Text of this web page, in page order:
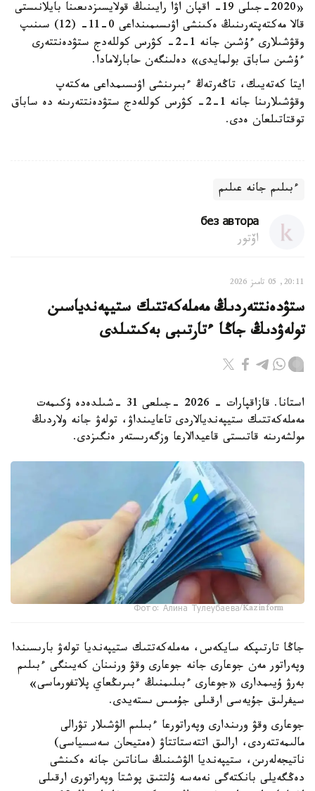
«2020-جىلى 19- اقپان اۋا رايىنىڭ قولايسىزدىعىنا بايلانىستى
قالا مەكتەپتەرىنىڭ ەكىنشى اۋىسىمىنداعى 0-11- (12) سىنىپ
وقۋشىلارى ءۇشىن جانە 1-2- كۋرس كوللەدج ستۋدەنتتەرى
ءۇشىن ساباق بولمايدى» دەلىنگەن حابارلامادا.
ايتا كەتەيىك، تاڭەرتەڭ ءبىرىنشى اۋىسىمداعى مەكتەپ
وقۋشىلارىنا جانە 1-2- كۋرس كوللەدج ستۋدەنتتەرىنە دە ساباق
توقتاتىلعان ەدى.
ءبىلىم جانە عىلىم
без автора
اۆتور
20:11, 05 تامىز 2026
ستۋدەنتتەردىڭ مەملەكەتتىك ستيپەندياسىن
تولەۋدىڭ جاڭا ءتارتىبى بەكىتىلدى
استانا. قازاقپارات - 2026 -جىلعى 31 -شىلدەدە ۇكىمەت
مەملەكەتتىك ستيپەنديالاردى تاعايىنداۋ، تولەۋ جانە ولاردىڭ
مولشەرىنە قاتىستى قاعيدالارعا وزگەرىستەر ەنگىزدى.
Фото: Алина Тулеубаева/Kazinform
جاڭا تارتىپكە سايكەس، مەملەكەتتىك ستيپەنديا تولەۋ بارىسىندا
وپەراتور مەن جوعارى جانە جوعارى وقۋ ورنىنان كەيىنگى ءبىلىم
بەرۋ ۇيىمدارى «جوعارى ءبىلىمنىڭ ءبىرىڭعاي پلاتفورماسى»
سيفرلىق جۇيەسى ارقىلى جۇمىس ىستەيدى.
جوعارى وقۋ ورىندارى وپەراتورعا ءبىلىم الۋشىلار تۋرالى
مالىمەتتەردى، ارالىق اتتەستاتتاۋ (ەمتيحان سەسسياسى)
ناتيجەلەرىن، ستيپەنديا الۋشىنىڭ ساناتىن جانە ەكىنشى
دەڭگەيلى بانكتەگى نەمەسە ۇلتتىق پوشتا وپەراتورى ارقىلى